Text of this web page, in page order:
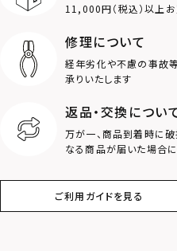
ロゴ
クラウン
11,000円（税込）以上
修理について
経年劣化や不慮の事故
承りいたします
返品・交換につい
万が一、商品到着時に
なる商品が届いた場合
ご利用ガイドを見る